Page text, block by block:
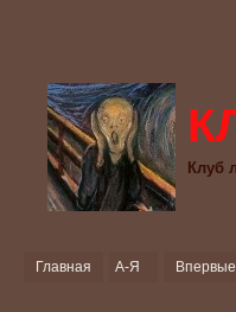
Клуб
Главная А-Я